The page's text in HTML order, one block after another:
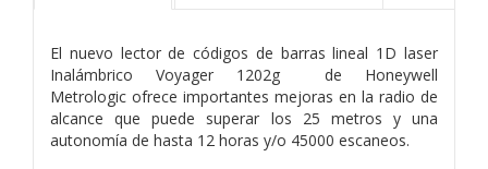
El nuevo lector de códigos de barras lineal 1D laser
Inalámbrico Voyager 1202g de Honeywell
Metrologic ofrece importantes mejoras en la radio de
alcance que puede superar los 25 metros y una
autonomía de hasta 12 horas y/o 45000 escaneos.